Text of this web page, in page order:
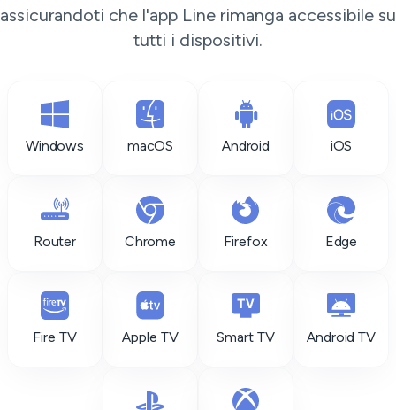
assicurandoti che l'app Line rimanga accessibile su
tutti i dispositivi.
Windows macOS Android iOS
Router Chrome Firefox Edge
Fire TV Apple TV Smart TV Android TV